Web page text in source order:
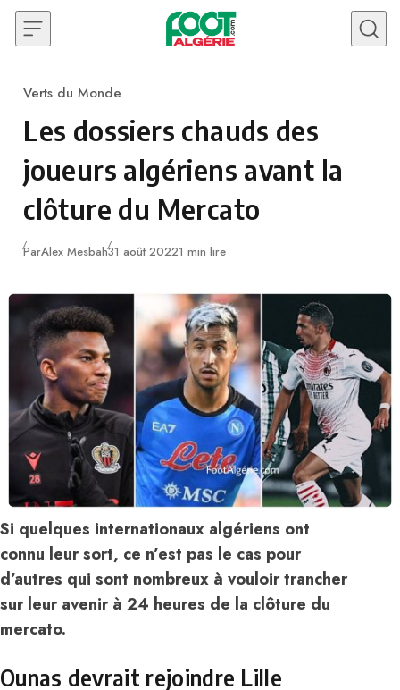
Skip to content
Category
Verts du Monde
Les dossiers chauds des
joueurs algériens avant la
clôture du Mercato
ParAlex MesbahPublié
31 août 20221 min lire
Si quelques internationaux algériens ont
connu leur sort, ce n’est pas le cas pour
d’autres qui sont nombreux à vouloir trancher
sur leur avenir à 24 heures de la clôture du
mercato.
Ounas devrait rejoindre Lille